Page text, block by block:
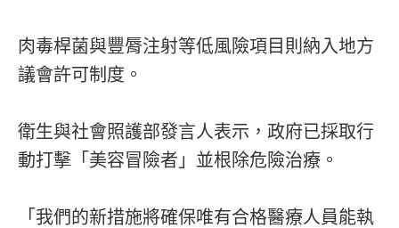
肉毒桿菌與豐脣注射等低風險項目則納入地方
議會許可制度。
衛生與社會照護部發言人表示，政府已採取行
動打擊「美容冒險者」並根除危險治療。
「我們的新措施將確保唯有合格醫療人員能執